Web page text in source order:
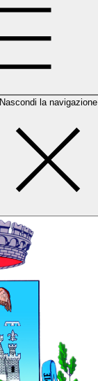
Nascondi la navigazione